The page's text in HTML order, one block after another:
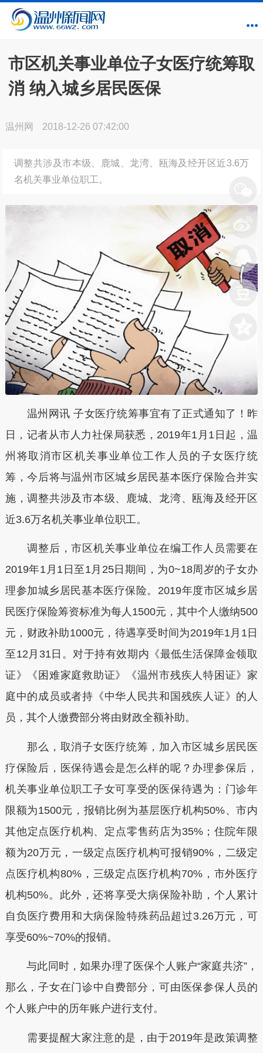
市区机关事业单位子女医疗统筹取
消 纳入城乡居民医保
温州网 2018-12-26 07:42:00
调整共涉及市本级、鹿城、龙湾、瓯海及经开区近3.6万
名机关事业单位职工。
温州网讯 子女医疗统筹事宜有了正式通知了！昨
日，记者从市人力社保局获悉，2019年1月1日起，温
州将取消市区机关事业单位工作人员的子女医疗统
筹，今后将与温州市区城乡居民基本医疗保险合并实
施，调整共涉及市本级、鹿城、龙湾、瓯海及经开区
近3.6万名机关事业单位职工。
调整后，市区机关事业单位在编工作人员需要在
2019年1月1日至1月25日期间，为0~18周岁的子女办
理参加城乡居民基本医疗保险。2019年度市区城乡居
民医疗保险筹资标准为每人1500元，其中个人缴纳500
元，财政补助1000元，待遇享受时间为2019年1月1日
至12月31日。对于持有效期内《最低生活保障金领取
证》《困难家庭救助证》《温州市残疾人特困证》家
庭中的成员或者持《中华人民共和国残疾人证》的人
员，其个人缴费部分将由财政全额补助。
那么，取消子女医疗统筹，加入市区城乡居民医
疗保险后，医保待遇会是怎么样的呢？办理参保后，
机关事业单位职工子女可享受的医保待遇为：门诊年
限额为1500元，报销比例为基层医疗机构50%、市内
其他定点医疗机构、定点零售药店为35%；住院年限
额为20万元，一级定点医疗机构可报销90%，二级定
点医疗机构80%，三级定点医疗机构70%，市外医疗
机构50%。此外，还将享受大病保险补助，个人累计
自负医疗费用和大病保险特殊药品超过3.26万元，可
享受60%~70%的报销。
与此同时，如果办理了医保个人账户“家庭共济”，
那么，子女在门诊中自费部分，可由医保参保人员的
个人账户中的历年账户进行支付。
需要提醒大家注意的是，由于2019年是政策调整